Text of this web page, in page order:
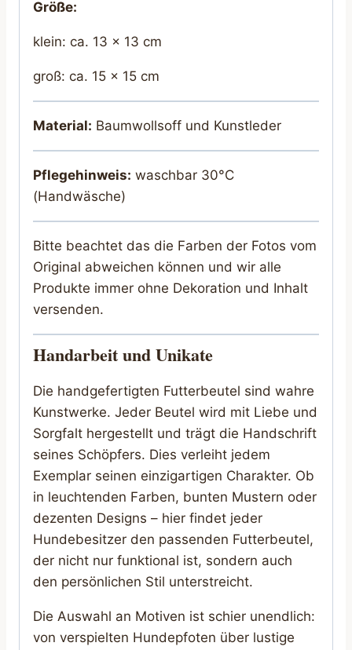
Größe:
klein: ca. 13 x 13 cm
groß: ca. 15 x 15 cm
Material: Baumwollsoff und Kunstleder
Pflegehinweis: waschbar 30°C
(Handwäsche)
Bitte beachtet das die Farben der Fotos vom
Original abweichen können und wir alle
Produkte immer ohne Dekoration und Inhalt
versenden.
Handarbeit und Unikate
Die handgefertigten Futterbeutel sind wahre
Kunstwerke. Jeder Beutel wird mit Liebe und
Sorgfalt hergestellt und trägt die Handschrift
seines Schöpfers. Dies verleiht jedem
Exemplar seinen einzigartigen Charakter. Ob
in leuchtenden Farben, bunten Mustern oder
dezenten Designs – hier findet jeder
Hundebesitzer den passenden Futterbeutel,
der nicht nur funktional ist, sondern auch
den persönlichen Stil unterstreicht.
Die Auswahl an Motiven ist schier unendlich:
von verspielten Hundepfoten über lustige